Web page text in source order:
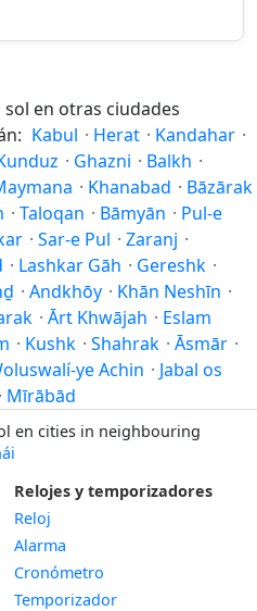
en otras ciudades
Kabul · Herat · Kandahar ·
· Ghazni · Balkh ·
· Khanabad · Bāzārak
· Taloqan · Bāmyān · Pul-e
· Sar-e Pul · Zaranj ·
· Lashkar Gāh · Gereshk ·
· Andkhōy · Khān Neshīn ·
· Ārt Khwājah · Eslam
· Kushk · Shahrak · Āsmār ·
ye Achin · Jabal os
· Mīrābād
en cities in neighbouring
Relojes y temporizadores
Reloj
Alarma
Cronómetro
Temporizador